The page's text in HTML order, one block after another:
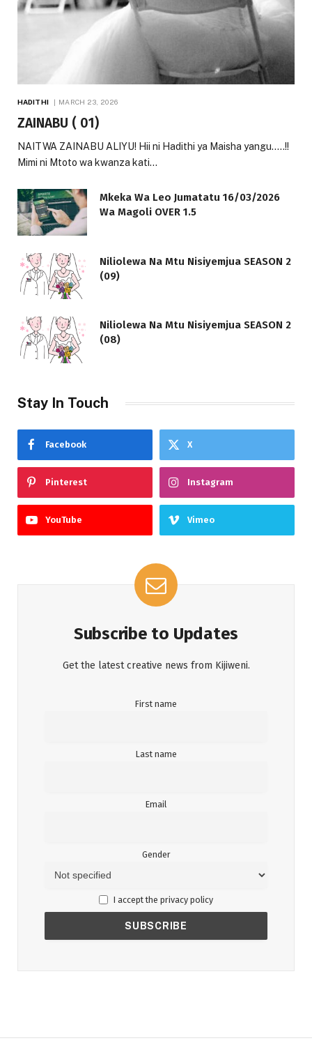
HADITHI MARCH 23, 2026
ZAINABU ( 01)
NAITWA ZAINABU ALIYU! Hii ni Hadithi ya Maisha yangu…..!!
Mimi ni Mtoto wa kwanza kati…
Mkeka Wa Leo Jumatatu 16/03/2026
Wa Magoli OVER 1.5
Niliolewa Na Mtu Nisiyemjua SEASON 2
(09)
Niliolewa Na Mtu Nisiyemjua SEASON 2
(08)
Stay In Touch
Facebook X
Pinterest Instagram
YouTube Vimeo
Subscribe to Updates
Get the latest creative news from Kijiweni.
First name
Last name
Email
Gender
I accept the privacy policy